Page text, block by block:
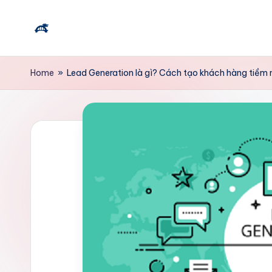
content
T
ì
vi
Home » Lead Generation là gì? Cách tạo khách hàng tiềm